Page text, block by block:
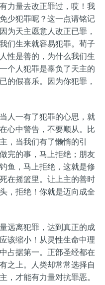
力量去改正罪过，哎！我
少犯罪呢？这一点请铭记
为天主愿意人改正已罪，
们生来就容易犯罪。荀子
性是善的，为什么我们生
个人犯罪是辜负了天主的
的假喜乐。因为你犯罪，
人一有了犯罪的心思，就
心中警告，不要顺从。比
，当我们有了懒惰的引
完的事，马上拒绝；朋友
鱼，马上拒绝，这就是修
在摇篮里。让上主的善时
，拒绝！你就是迈向成全
远离犯罪，达到真正的成
该缩小！从灵性生命中理
占据第一。正部圣经都在
之上。人类却常常选择自
，才能有力量对抗罪恶。